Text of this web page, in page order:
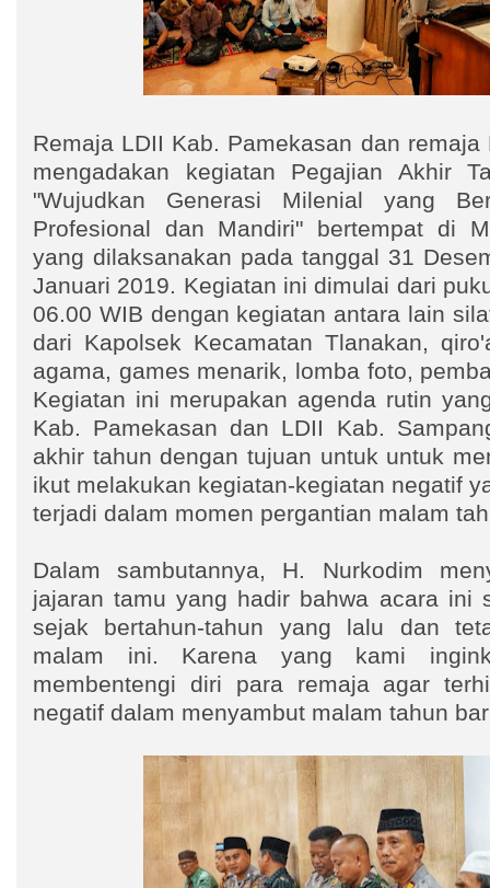
Remaja LDII Kab. Pamekasan dan remaja
mengadakan kegiatan Pegajian Akhir
"Wujudkan Generasi Milenial yang
Profesional dan Mandiri" bertempat di
yang dilaksanakan pada tanggal 31
Januari 2019. Kegiatan ini dimulai dari
06.00 WIB dengan kegiatan antara lain
dari Kapolsek Kecamatan Tlanakan,
agama, games menarik, lomba foto,
Kegiatan ini merupakan agenda rutin
Kab. Pamekasan dan LDII Kab.
akhir tahun dengan tujuan untuk untuk
ikut melakukan kegiatan-kegiatan negatif
terjadi dalam momen pergantian malam
Dalam sambutannya, H. Nurkodim
jajaran tamu yang hadir bahwa acara ini
sejak bertahun-tahun yang lalu dan
malam ini. Karena yang kami
membentengi diri para remaja agar
negatif dalam menyambut malam tahun